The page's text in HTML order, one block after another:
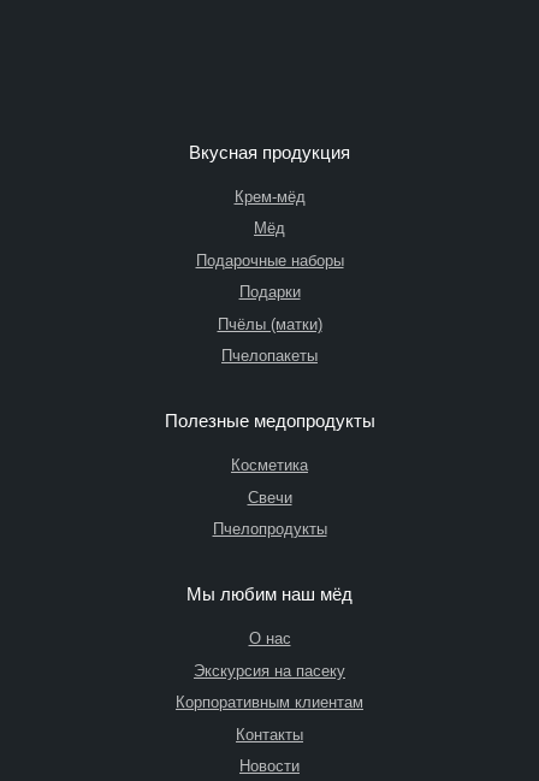
Вкусная продукция
Крем-мёд
Мёд
Подарочные наборы
Подарки
Пчёлы (матки)
Пчелопакеты
Полезные медопродукты
Косметика
Свечи
Пчелопродукты
Мы любим наш мёд
О нас
Экскурсия на пасеку
Корпоративным клиентам
Контакты
Новости